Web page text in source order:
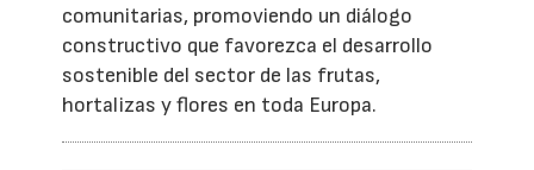
comunitarias, promoviendo un diálogo
constructivo que favorezca el desarrollo
sostenible del sector de las frutas,
hortalizas y flores en toda Europa.